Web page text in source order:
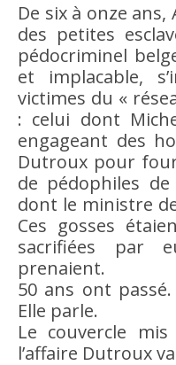
De six à onze ans, Anneke Lucas a été l’une
des petites
pédocriminel
et implacable,
victimes du «
: celui dont
engageant des
Dutroux pour
de pédophiles
dont le ministre
Ces gosses
sacrifiées par
prenaient.
50 ans ont
Elle parle.
Le couvercle
l’affaire Dutroux